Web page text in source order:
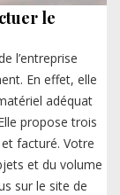
le
l’entreprise
En effet, elle
adéquat
propose trois
facturé. Votre
et du volume
sur le site de